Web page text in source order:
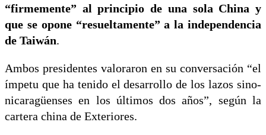
“firmemente” al principio de una sola China y
que se opone “resueltamente” a la independencia
de Taiwán.
Ambos presidentes valoraron en su conversación “el
ímpetu que ha tenido el desarrollo de los lazos sino-
nicaragüenses en los últimos dos años”, según la
cartera china de Exteriores.